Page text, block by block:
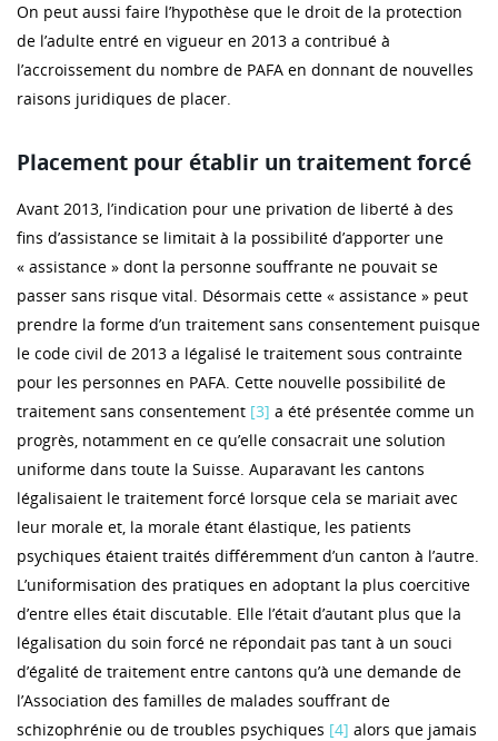
On peut aussi faire l’hypothèse que le droit de la protection
de l’adulte entré en vigueur en 2013 a contribué à
l’accroissement du nombre de PAFA en donnant de nouvelles
raisons juridiques de placer.
Placement pour établir un traitement forcé
Avant 2013, l’indication pour une privation de liberté à des
fins d’assistance se limitait à la possibilité d’apporter une
« assistance » dont la personne souffrante ne pouvait se
passer sans risque vital. Désormais cette « assistance » peut
prendre la forme d’un traitement sans consentement puisque
le code civil de 2013 a légalisé le traitement sous contrainte
pour les personnes en PAFA. Cette nouvelle possibilité de
traitement sans consentement [3] a été présentée comme un
progrès, notamment en ce qu’elle consacrait une solution
uniforme dans toute la Suisse. Auparavant les cantons
légalisaient le traitement forcé lorsque cela se mariait avec
leur morale et, la morale étant élastique, les patients
psychiques étaient traités différemment d’un canton à l’autre.
L’uniformisation des pratiques en adoptant la plus coercitive
d’entre elles était discutable. Elle l’était d’autant plus que la
légalisation du soin forcé ne répondait pas tant à un souci
d’égalité de traitement entre cantons qu’à une demande de
l’Association des familles de malades souffrant de
schizophrénie ou de troubles psychiques [4] alors que jamais